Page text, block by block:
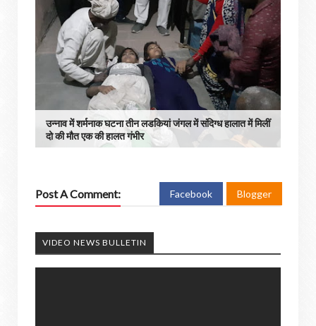
उन्नाव में शर्मनाक घटना तीन लडकियां जंगल में संदिग्ध हालात में मिलीं
दो की मौत एक की हालत गंभीर
Post A Comment: Facebook Blogger
VIDEO NEWS BULLETIN